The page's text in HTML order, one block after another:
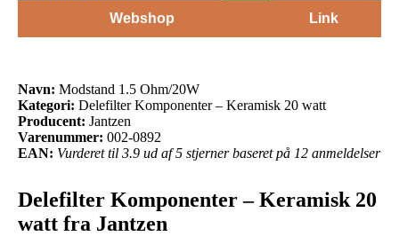
Webshop
Link
Navn: Modstand 1.5 Ohm/20W
Kategori: Delefilter Komponenter – Keramisk 20 watt
Producent: Jantzen
Varenummer: 002-0892
EAN: Vurderet til 3.9 ud af 5 stjerner baseret på 12 anmeldelser
Delefilter Komponenter – Keramisk 20
watt fra Jantzen